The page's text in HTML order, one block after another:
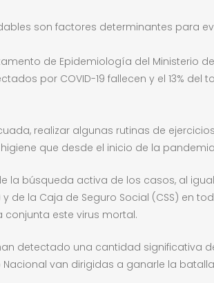
son factores determinantes para
de Epidemiología del Ministerio
por COVID-19 fallecen y el 13%
realizar algunas rutinas de
que desde el inicio de la
la búsqueda activa de los casos, al
y de la Caja de Seguro Social (CSS)
este virus mortal.
detectado una cantidad significativa
van dirigidas a ganarle la batalla